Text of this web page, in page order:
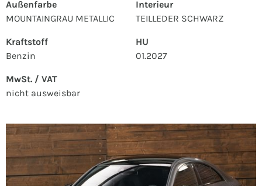
Außenfarbe
MOUNTAINGRAU METALLIC
Interieur
TEILLEDER SCHWARZ
Kraftstoff
Benzin
HU
01.2027
MwSt. / VAT
nicht ausweisbar